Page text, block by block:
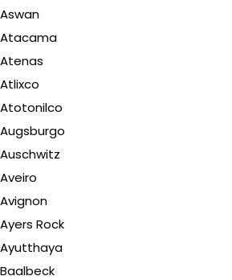
Aswan
Atacama
Atenas
Atlixco
Atotonilco
Augsburgo
Auschwitz
Aveiro
Avignon
Ayers Rock
Ayutthaya
Baalbeck